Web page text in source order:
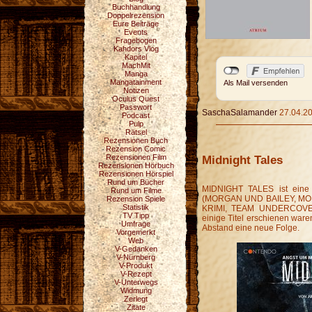
Buchhandlung
Doppelrezension
Eure Beiträge
Events
Fragebogen
Kahdors Vlog
Kapitel
MachMit
Manga
Mangatainment
Notizen
Oculus Quest
Passwort
Podcast
Pulp
Rätsel
Rezensionen Buch
Rezension Comic
Rezensionen Film
Rezensionen Hörbuch
Rezensionen Hörspiel
Rund um Bücher
Rund um Filme
Rezension Spiele
Statistik
TV Tipp
Umfrage
Vorgemerkt
Web
V-Gedanken
V-Nürnberg
V-Produkt
V-Rezept
V-Unterwegs
Widmung
Zerlegt
Zitate
Als Mail versenden
SaschaSalamander
Midnight Tales
MIDNIGHT TALES ist
(MORGAN UND BAILEY,
KRIMI, TEAM
einige Titel erschienen
Abstand eine neue Folge.